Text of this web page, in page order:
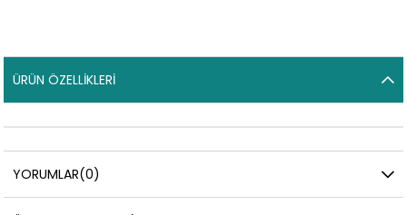
ÜRÜN ÖZELLIKLERI
YORUMLAR(0)